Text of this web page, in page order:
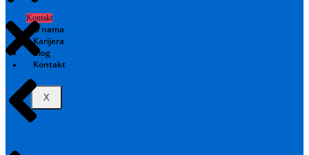
Kontakt
O nama
Karijera
Blog
Kontakt
X